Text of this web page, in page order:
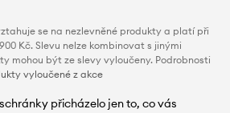
se na nezlevněné produkty a platí při
Kč. Slevu nelze kombinovat s jinými
mohou být ze slevy vyloučeny. Podrobnosti
vyloučené z akce
přicházelo jen to, co vás